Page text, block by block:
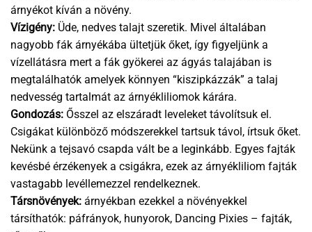
árnyékot kíván a növény.
Vízigény: Üde, nedves talajt szeretik. Mivel általában
nagyobb fák árnyékába ültetjük őket, így figyeljünk a
vízellátásra mert a fák gyökerei az ágyás talajában is
megtalálhatók amelyek könnyen “kiszipkázzák” a talaj
nedvesség tartalmát az árnyékliliomok kárára.
Gondozás: Ősszel az elszáradt leveleket távolítsuk el.
Csigákat különböző módszerekkel tartsuk távol, írtsuk őket.
Nekünk a tejsavó csapda vált be a leginkább. Egyes fajták
kevésbé érzékenyek a csigákra, ezek az árnyékliliom fajták
vastagabb levéllemezzel rendelkeznek.
Társnövények: árnyékban ezekkel a növényekkel
társíthatók: páfrányok, hunyorok, Dancing Pixies – fajták,